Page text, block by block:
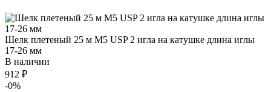
Шелк плетеный 25 м М5 USP 2 игла на катушке длина иглы
17-26 мм
В наличии
912 ₽
-0%